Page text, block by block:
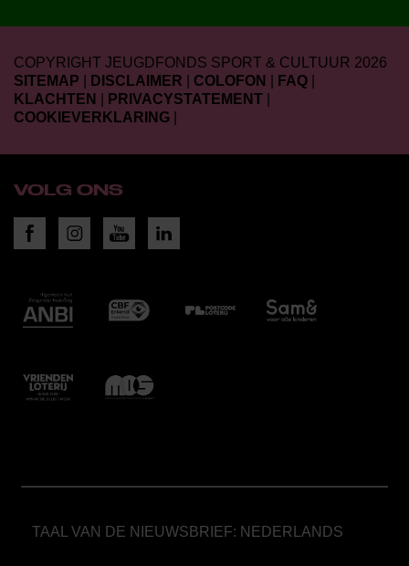
COPYRIGHT JEUGDFONDS SPORT & CULTUUR 2026
SITEMAP
DISCLAIMER COLOFON FAQ
KLACHTEN
PRIVACYSTATEMENT
COOKIEVERKLARING
VOLG ONS
TAAL VAN DE NIEUWSBRIEF: NEDERLANDS